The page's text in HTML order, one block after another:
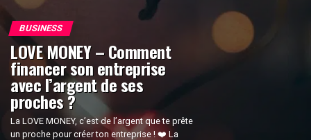
BUSINESS
LOVE MONEY – Comment
financer son entreprise
avec l’argent de ses
proches ?
La LOVE MONEY, c’est de l’argent que te prête
un proche pour créer ton entreprise ! ❤️ La